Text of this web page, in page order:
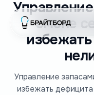
смене
Управление
избежать дефицита